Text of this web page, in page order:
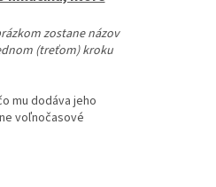
zostane názov
(treťom) kroku
mu dodáva jeho
voľnočasové